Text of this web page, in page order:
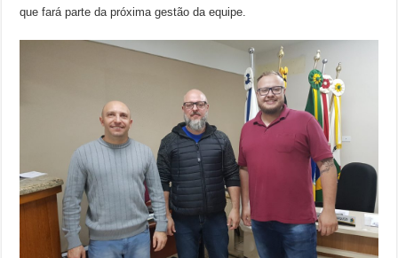
que fará parte da próxima gestão da equipe.